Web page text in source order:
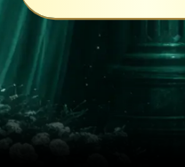
“ISHONCH FORMULASI”